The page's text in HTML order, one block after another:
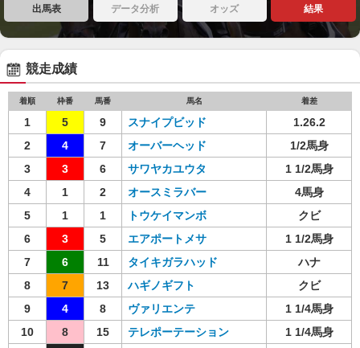
出馬表 データ分析 オッズ 結果
競走成績
着順 枠番 馬番 馬名 着差
1 5 9 スナイプビッド
1.26.2
2
4 7 オーバーヘッド
1/2馬身
3
3 6 サワヤカユウタ
1 1/2馬身
4
1 2 オースミラバー
4馬身
5
1 1 トウケイマンボ
クビ
6
3 5 エアポートメサ
1 1/2馬身
7
6 11 タイキガラハッド
ハナ
8
7 13 ハギノギフト
クビ
9
4 8 ヴァリエンテ
1 1/4馬身
10
8 15 テレポーテーション
1 1/4馬身